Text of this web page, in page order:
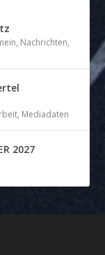
, Nachrichten,
, Mediadaten
2027